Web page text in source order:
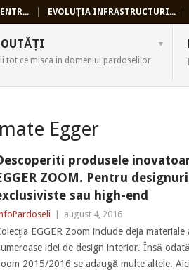
EVOLUȚIA INFRASTRUCTURI...
tot ce misca in domeniul pardoselilor
Egger
produsele
ZOOM. Pentru
sau high-end
august 4, 2016
EGGER Zoom include deja
idei de design interior. Însă
2015/2016 se adaugă multe altele.